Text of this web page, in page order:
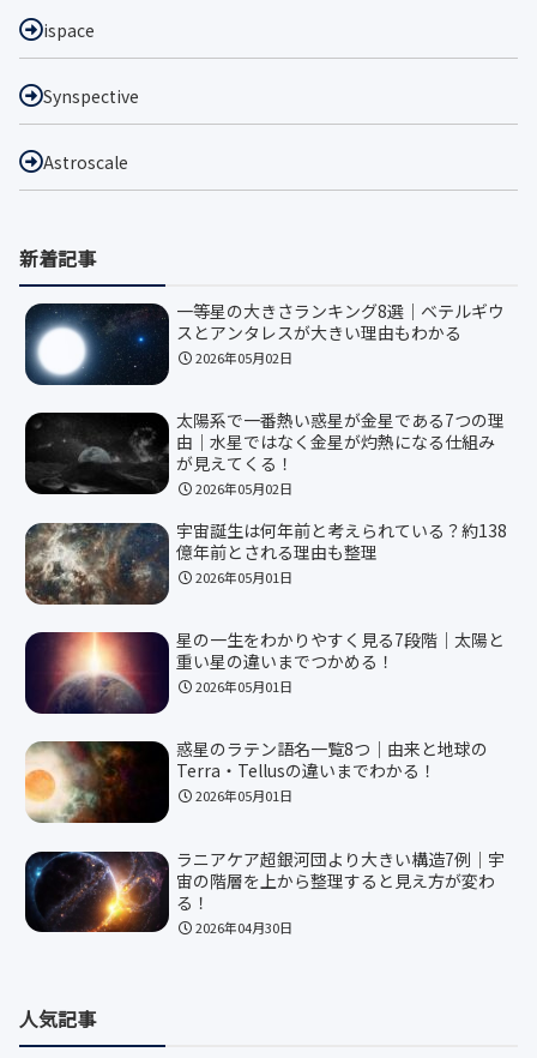
ispace
Synspective
Astroscale
新着記事
一等星の大きさランキング8選｜ベテルギウ
スとアンタレスが大きい理由もわかる
2026年05月02日
太陽系で一番熱い惑星が金星である7つの理
由｜水星ではなく金星が灼熱になる仕組み
が見えてくる！
2026年05月02日
宇宙誕生は何年前と考えられている？約138
億年前とされる理由も整理
2026年05月01日
星の一生をわかりやすく見る7段階｜太陽と
重い星の違いまでつかめる！
2026年05月01日
惑星のラテン語名一覧8つ｜由来と地球の
Terra・Tellusの違いまでわかる！
2026年05月01日
ラニアケア超銀河団より大きい構造7例｜宇
宙の階層を上から整理すると見え方が変わ
る！
2026年04月30日
人気記事